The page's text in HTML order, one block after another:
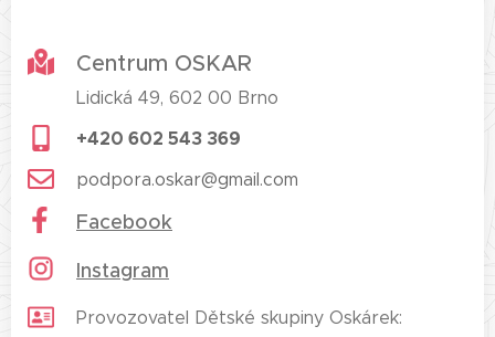
Centrum OSKAR
Lidická 49, 602 00 Brno
+420 602 543 369
podpora.oskar@gmail.com
Facebook
Instagram
Provozovatel Dětské skupiny Oskárek: